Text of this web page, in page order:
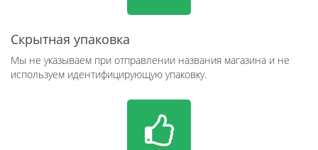
Скрытная упаковка
Мы не указываем при отправлении названия магазина и не
используем идентифицирующую упаковку.